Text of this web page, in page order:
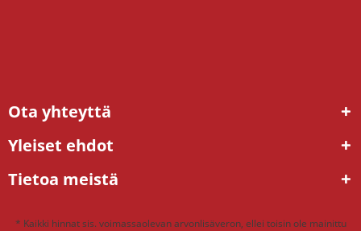
Ota yhteyttä
Yleiset ehdot
Tietoa meistä
* Kaikki hinnat sis. voimassaolevan arvonlisäveron, ellei toisin ole mainittu